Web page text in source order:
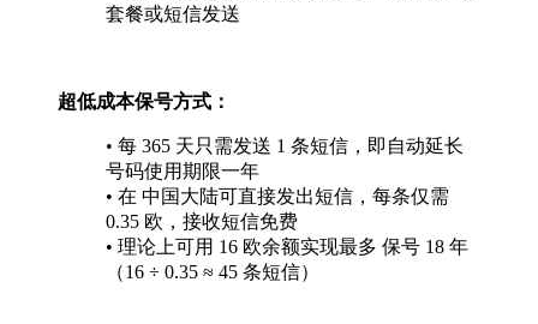
套餐或短信发送
超低成本保号方式：
• 每 365 天只需发送 1 条短信，即自动延长
号码使用期限一年
• 在 中国大陆可直接发出短信，每条仅需
0.35 欧，接收短信免费
• 理论上可用 16 欧余额实现最多 保号 18 年
（16 ÷ 0.35 ≈ 45 条短信）